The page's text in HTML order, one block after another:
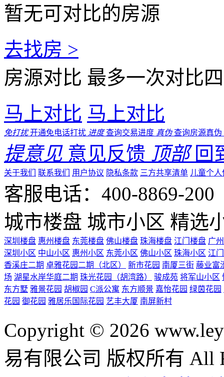
暂无可对比的房源
去找房 >
房源对比 最多一次对比
马上对比 马上对比
免打扰 开通免电话打扰 进度 查询交易进度 真伪 查询房源真伪
提意见 意见反馈 顶部 回
关于我们 联系我们 用户协议 隐私条款 三方共享清单 儿童个
客服电话：400-8869-200
城市楼盘 城市小区 精选
深圳楼盘 惠州楼盘 东莞楼盘 佛山楼盘 珠海楼盘 江门楼盘 广
深圳小区 中山小区 惠州小区 东莞小区 佛山小区 珠海小区 江
香溪庄二期 卓雅花园二期（北区） 新市花园 南厦三街 藤业富
场 湖星水岸华庭二期 珠光花园（胡湾路） 骏成苑 将军山小区
东方墅 雅景花园 胡椒园 C派公寓 东方顺景 嘉怡花园 绿茵花园
花园 御花园 雅居乐国际花园 艺丰大厦 南屏新村
Copyright © 2026
易有限公司 版权所有 All